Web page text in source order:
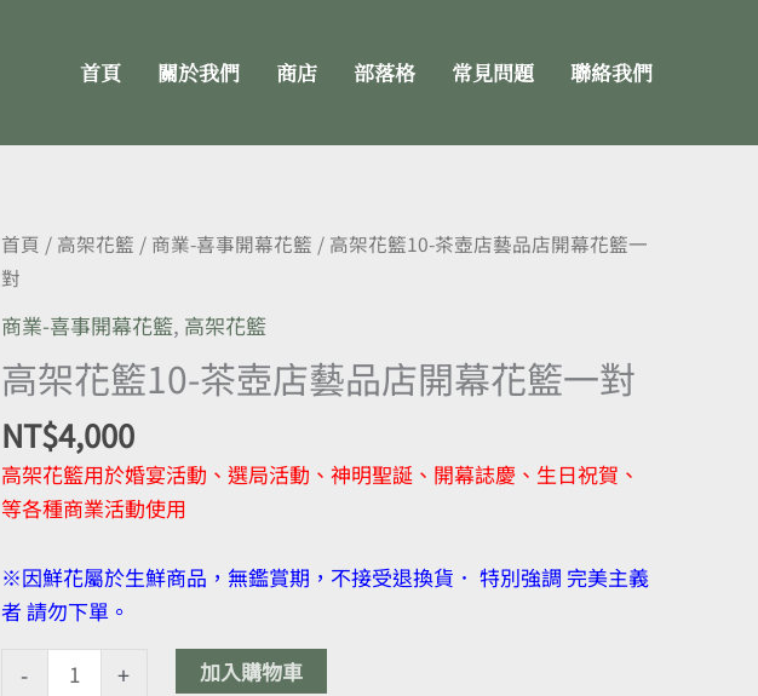
首頁 關於我們 商店 部落格 常見問題 聯絡我們
首頁 / 高架花籃 / 商業-喜事開幕花籃 / 高架花籃10-茶壺店藝品店開幕花籃一
對
商業-喜事開幕花籃, 高架花籃
高架花籃10-茶壺店藝品店開幕花籃一對
NT$4,000
高架花籃用於婚宴活動、選局活動、神明聖誕、開幕誌慶、生日祝賀、
等各種商業活動使用
※因鮮花屬於生鮮商品，無鑑賞期，不接受退換貨． 特別強調 完美主義
者 請勿下單。
-
高
架
花
籃
10-
壺
店
藝
店
開
+ 加入購物車